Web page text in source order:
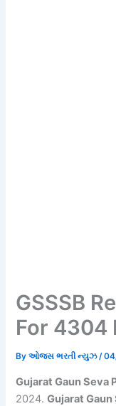
GSSSB
For 4304
Byઓજસ ભરતી ન્યુઝ/
Gujarat Gaun Seva
2024.Gujarat Gaun